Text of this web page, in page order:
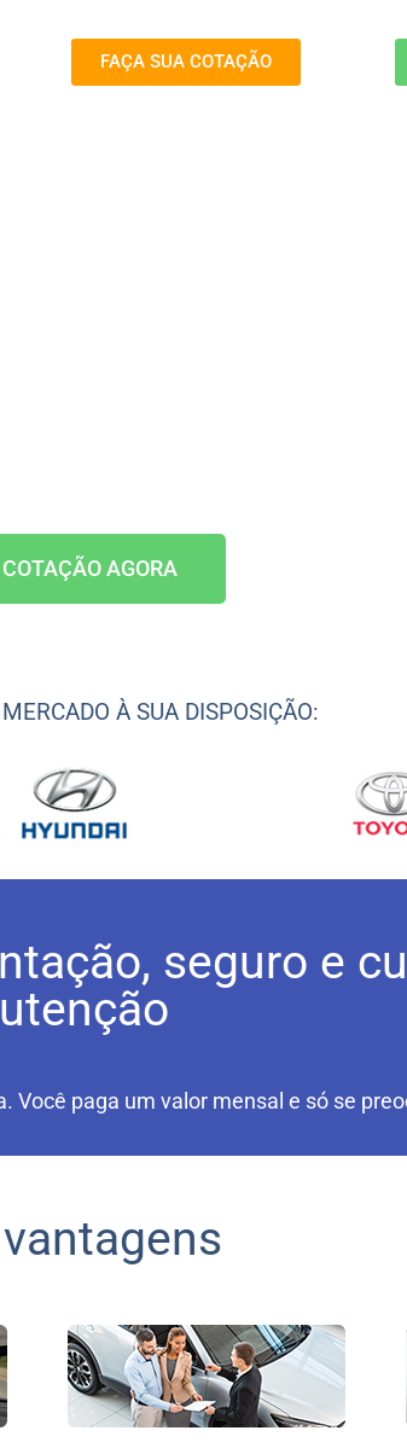
FAÇA SUA COTAÇÃO
AGORA
À SUA DISPOSIÇÃO:
seguro e
Você paga um valor mensal e só se